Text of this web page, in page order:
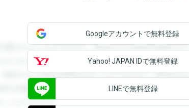
閲覧することができます。登録すると回答を閲覧する
ができます。登録すると回答を閲覧することができま
登録すると回答を閲覧することができます。登録する
答を閲覧することができます。登録すると回答を閲覧
ことができます。
Googleアカウントで無料登録
Yahoo! JAPAN IDで無料登録
LINEで無料登録